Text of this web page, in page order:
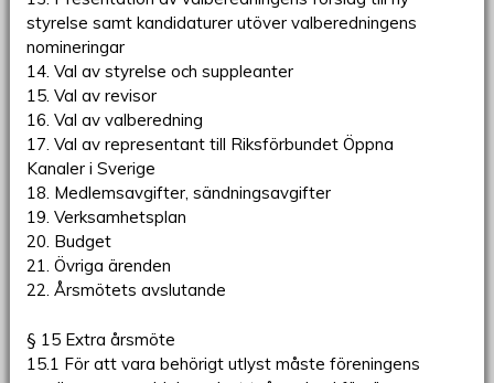
styrelse samt kandidaturer utöver valberedningens
nomineringar
14. Val av styrelse och suppleanter
15. Val av revisor
16. Val av valberedning
17. Val av representant till Riksförbundet Öppna
Kanaler i Sverige
18. Medlemsavgifter, sändningsavgifter
19. Verksamhetsplan
20. Budget
21. Övriga ärenden
22. Årsmötets avslutande
§ 15 Extra årsmöte
15.1 För att vara behörigt utlyst måste föreningens